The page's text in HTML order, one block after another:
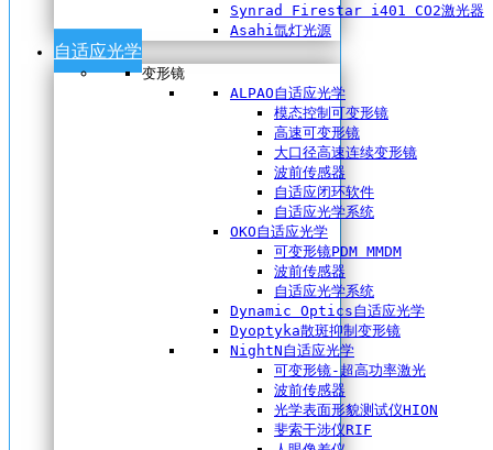
Synrad Firestar i401 CO2激光器
Asahi氙灯光源
自适应光学
变形镜
ALPAO自适应光学
模态控制可变形镜
高速可变形镜
大口径高速连续变形镜
波前传感器
自适应闭环软件
自适应光学系统
OKO自适应光学
可变形镜PDM MMDM
波前传感器
自适应光学系统
Dynamic Optics自适应光学
Dyoptyka散斑抑制变形镜
NightN自适应光学
可变形镜-超高功率激光
波前传感器
光学表面形貌测试仪HION
斐索干涉仪RIF